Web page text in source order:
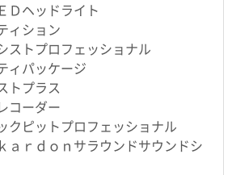
Ｄヘッドライト
ィション
ストプロフェッショナル
ィパッケージ
トプラス
コーダー
クピットプロフェッショナル
ａｒｄｏｎサラウンドサウンドシ